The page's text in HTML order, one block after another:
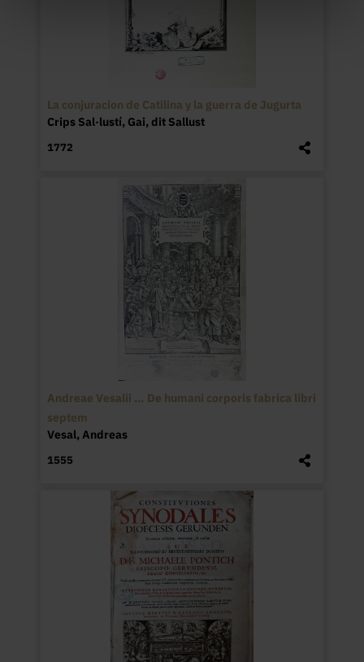
La conjuracion de Catilina y la guerra de Jugurta
Crips Sal·lustí, Gai, dit Sallust
1772
Andreae Vesalii … De humani corporis fabrica libri
septem
Vesal, Andreas
1555